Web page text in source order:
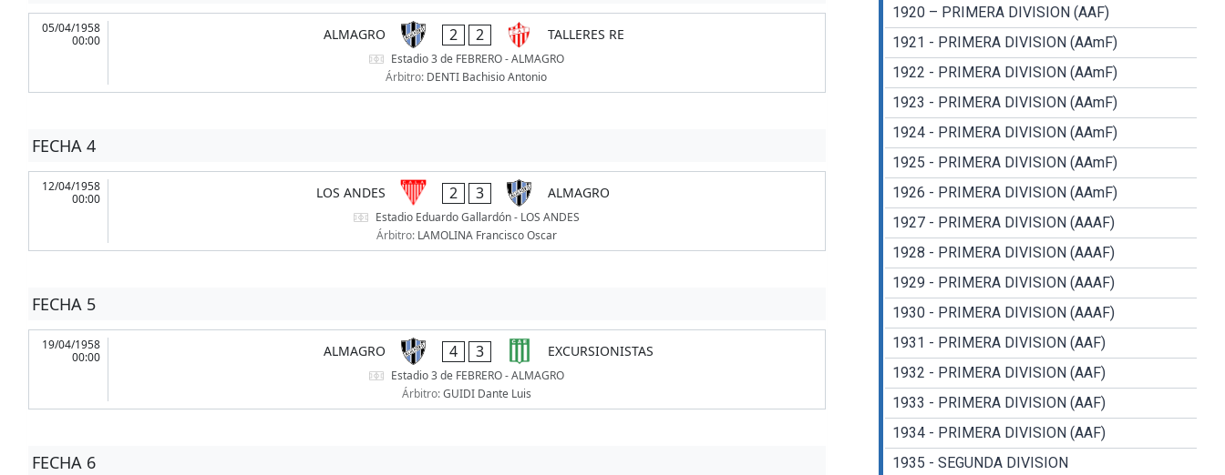
05/04/1958
00:00
ALMAGRO 2 2 TALLERES RE
Estadio 3 de FEBRERO - ALMAGRO
Árbitro: DENTI Bachisio Antonio
FECHA 4
12/04/1958
00:00
LOS ANDES 2 3 ALMAGRO
Estadio Eduardo Gallardón - LOS ANDES
Árbitro: LAMOLINA Francisco Oscar
FECHA 5
19/04/1958
00:00
ALMAGRO 4 3 EXCURSIONISTAS
Estadio 3 de FEBRERO - ALMAGRO
Árbitro:GUIDI Dante Luis
FECHA 6
1920 – PRIMERA DIVISION (AAF)
1921 - PRIMERA DIVISION (AAmF)
1922 - PRIMERA DIVISION (AAmF)
1923 - PRIMERA DIVISION (AAmF)
1924 - PRIMERA DIVISION (AAmF)
1925 - PRIMERA DIVISION (AAmF)
1926 - PRIMERA DIVISION (AAmF)
1927 - PRIMERA DIVISION (AAAF)
1928 - PRIMERA DIVISION (AAAF)
1929 - PRIMERA DIVISION (AAAF)
1930 - PRIMERA DIVISION (AAAF)
1931 - PRIMERA DIVISION (AAF)
1932 - PRIMERA DIVISION (AAF)
1933 - PRIMERA DIVISION (AAF)
1934 - PRIMERA DIVISION (AAF)
1935 - SEGUNDA DIVISION